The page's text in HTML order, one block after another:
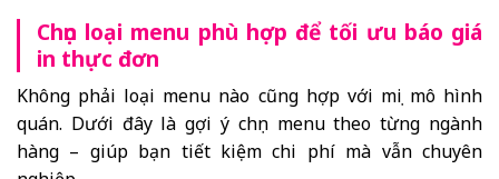
Chọn loại menu phù hợp để tối ưu báo giá
in thực đơn
Không phải loại menu nào cũng hợp với mọi mô hình
quán. Dưới đây là gợi ý chọn menu theo từng ngành
hàng – giúp bạn tiết kiệm chi phí mà vẫn chuyên